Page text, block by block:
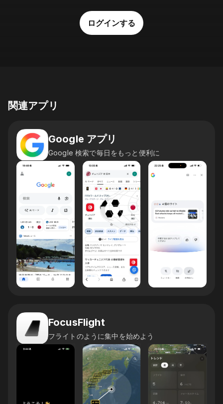
ログインする
関連アプリ
Google アプリ
Google 検索で毎日をもっと便利に
FocusFlight
フライトのように集中を始めよう